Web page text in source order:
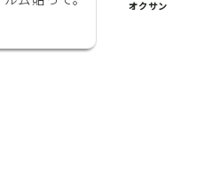
オクサン